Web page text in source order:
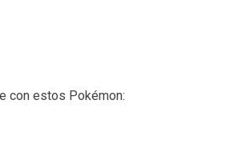
con estos Pokémon: